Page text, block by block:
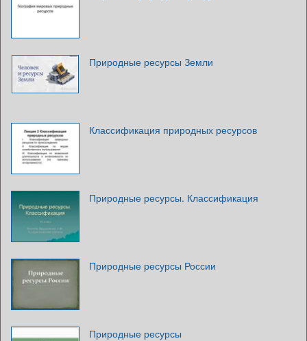
Природные ресурсы Земли
Классификация природных ресурсов
Природные ресурсы. Классификация
Природные ресурсы России
Природные ресурсы